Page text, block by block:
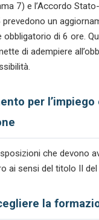
7) e l’Accordo
un
obbligatorio di 6 ore.
di adempiere
per
che devono
ai sensi del titolo II
la